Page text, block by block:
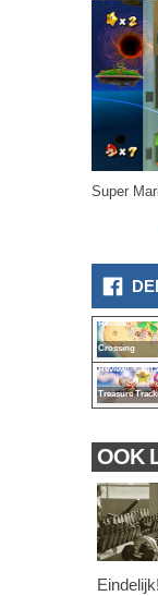
Super
Review:
Crossing
Review:
Treasure
OOK